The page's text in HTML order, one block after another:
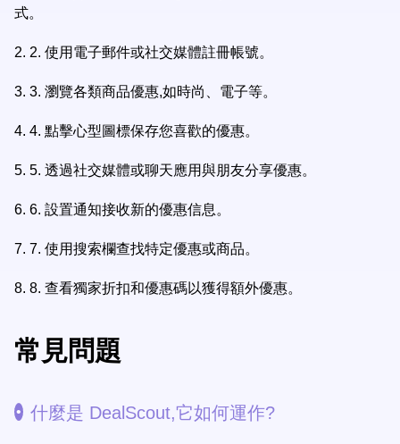
式。
2. 2. 使用電子郵件或社交媒體註冊帳號。
3. 3. 瀏覽各類商品優惠,如時尚、電子等。
4. 4. 點擊心型圖標保存您喜歡的優惠。
5. 5. 透過社交媒體或聊天應用與朋友分享優惠。
6. 6. 設置通知接收新的優惠信息。
7. 7. 使用搜索欄查找特定優惠或商品。
8. 8. 查看獨家折扣和優惠碼以獲得額外優惠。
常見問題
什麼是 DealScout,它如何運作?